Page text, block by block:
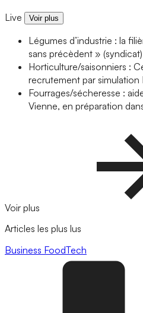
Live Voir plus
Légumes d’industrie : la
sans précèdent » (syndicat)
Horticulture/saisonniers :
recrutement par simulation
Fourrages/sécheresse :
Vienne, en préparation
Voir plus
Articles les plus lus
Business FoodTech